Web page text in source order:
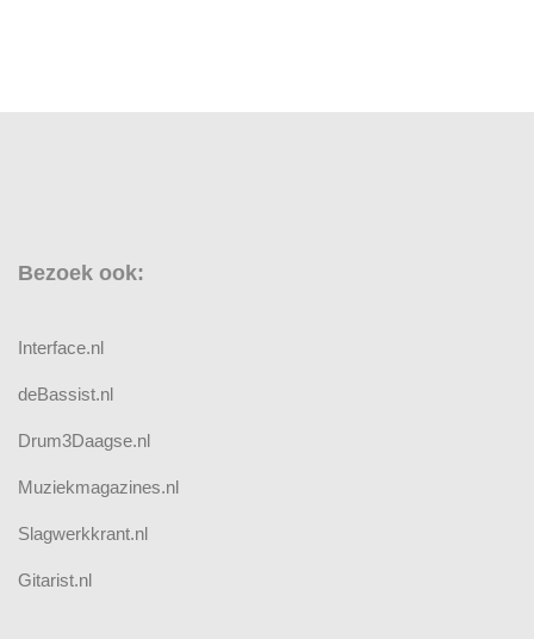
Bezoek ook:
Interface.nl
deBassist.nl
Drum3Daagse.nl
Muziekmagazines.nl
Slagwerkkrant.nl
Gitarist.nl